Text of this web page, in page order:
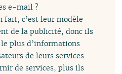
e-mail ?
fait, c’est leur modèle
de la publicité, donc ils
plus d’informations
de leurs services.
de services, plus ils